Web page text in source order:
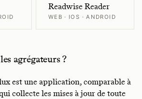
Readwise Reader
WEB · IOS · ANDROID
agrégateurs ?
est une application, comparable à
collecte les mises à jour de toute